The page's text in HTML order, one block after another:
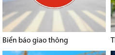
Biển báo giao thông